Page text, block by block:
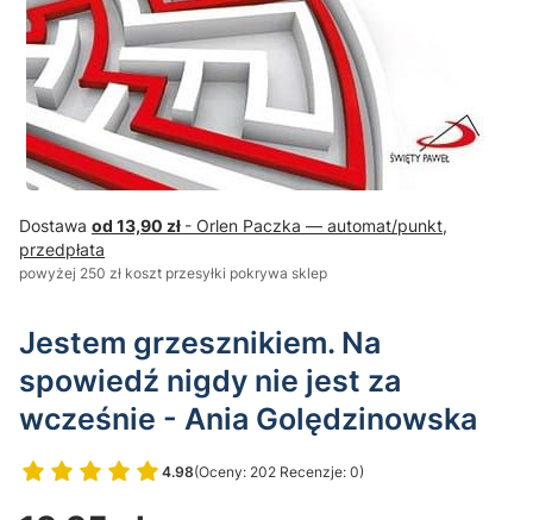
Dostawa od 13,90 zł - Orlen Paczka — automat/punkt,
przedpłata
powyżej 250 zł koszt przesyłki pokrywa sklep
Jestem grzesznikiem. Na
spowiedź nigdy nie jest za
wcześnie - Ania Golędzinowska
4.98(Oceny: 202 Recenzje: 0)
Przejdź do sekcji Opinie